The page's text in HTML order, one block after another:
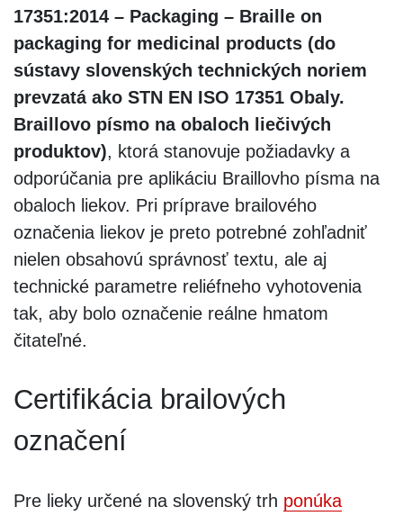
17351:2014 – Packaging – Braille on
packaging for medicinal products (do
sústavy slovenských technických noriem
prevzatá ako STN EN ISO 17351 Obaly.
Braillovo písmo na obaloch liečivých
produktov), ktorá stanovuje požiadavky a
odporúčania pre aplikáciu Braillovho písma na
obaloch liekov. Pri príprave brailového
označenia liekov je preto potrebné zohľadniť
nielen obsahovú správnosť textu, ale aj
technické parametre reliéfneho vyhotovenia
tak, aby bolo označenie reálne hmatom
čitateľné.
Certifikácia brailových
označení
Pre lieky určené na slovenský trh ponúka